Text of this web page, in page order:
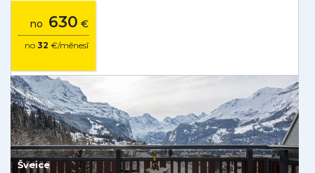
no 630 €
no 32 €/mēnesī
Šveice